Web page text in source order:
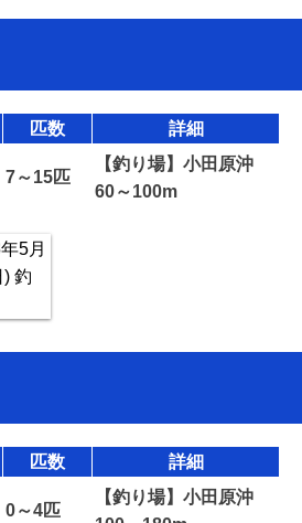
匹数 詳細
7～15匹
【釣り場】小田原沖
60～100m
匹数 詳細
0～4匹
【釣り場】小田原沖